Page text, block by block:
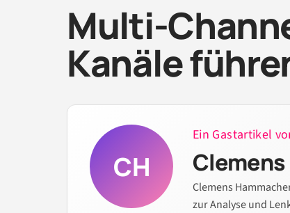
Multi-
Kanäle
CH
Ein Gastartikel
Clemens
zur Analyse und